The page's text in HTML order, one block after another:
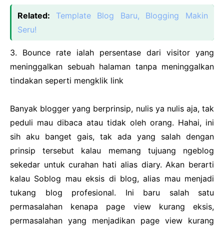
Related: Template Blog Baru, Blogging Makin
Seru!
3. Bounce rate ialah persentase dari visitor yang
meninggalkan sebuah halaman tanpa meninggalkan
tindakan seperti mengklik link
Banyak blogger yang berprinsip, nulis ya nulis aja, tak
peduli mau dibaca atau tidak oleh orang. Hahai, ini
sih aku banget gais, tak ada yang salah dengan
prinsip tersebut kalau memang tujuang ngeblog
sekedar untuk curahan hati alias diary. Akan berarti
kalau Soblog mau eksis di blog, alias mau menjadi
tukang blog profesional. Ini baru salah satu
permasalahan kenapa page view kurang eksis,
permasalahan yang menjadikan page view kurang